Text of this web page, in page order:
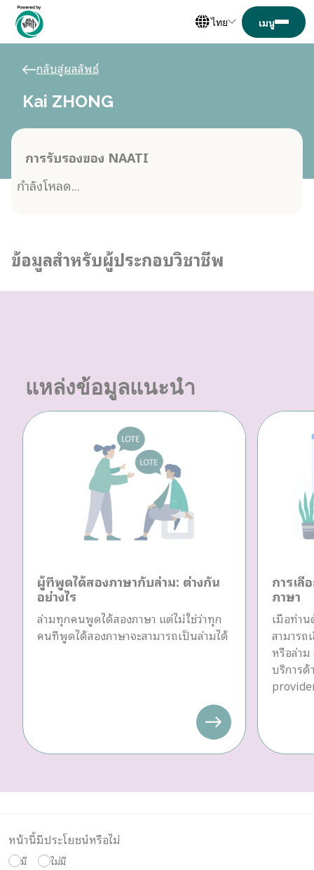
ไทย
กลับสู่ผลลัพธ์
Kai ZHONG
การรับรองของ NAATI
กำลังโหลด...
ข้อมูลสำหรับผู้ประกอบวิชาชีพ
แหล่งข้อมูลแนะนำ
ผู้ที่พูดได้สองภาษากับล่าม: ต่างกัน
อย่างไร
ล่ามทุกคนพูดได้สองภาษา แต่ไม่ใช่ว่าทุก
คนที่พูดได้สองภาษาจะสามารถเป็นล่ามได้
การเ
ภาษา
เมื่อท่า
สามาร
หรือล่า
บริการ
หน้านี้มีประโยชน์หรือไม่
มี ไม่มี